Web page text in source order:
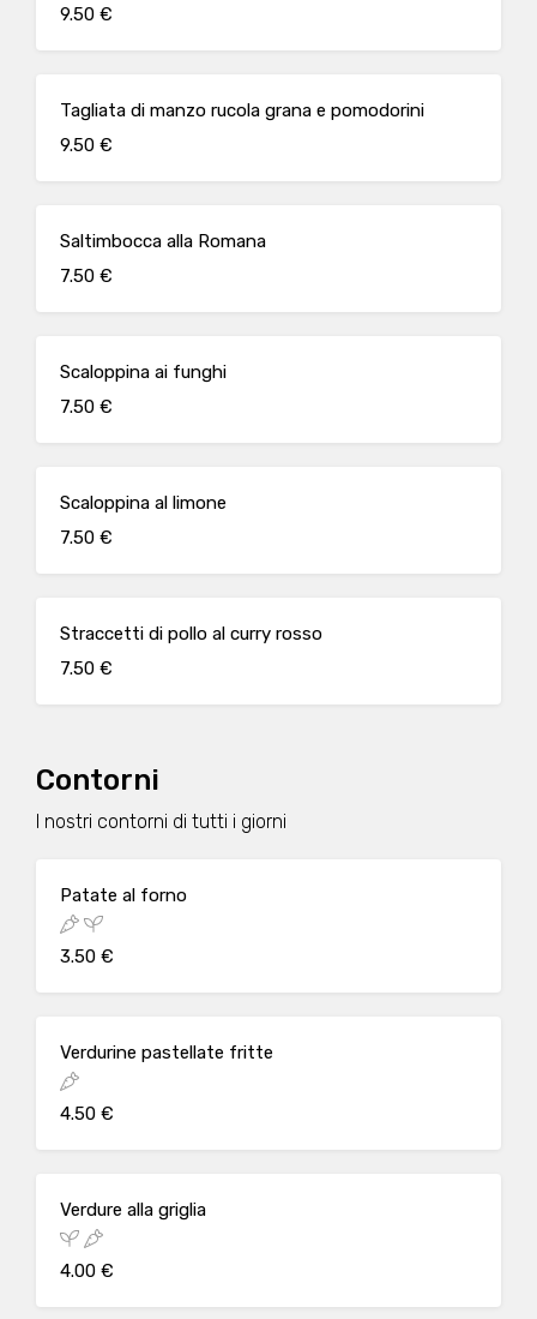
9.50 €
Tagliata di manzo rucola grana e pomodorini
9.50 €
Saltimbocca alla Romana
7.50 €
Scaloppina ai funghi
7.50 €
Scaloppina al limone
7.50 €
Straccetti di pollo al curry rosso
7.50 €
Contorni
I nostri contorni di tutti i giorni
Patate al forno
3.50 €
Verdurine pastellate fritte
4.50 €
Verdure alla griglia
4.00 €